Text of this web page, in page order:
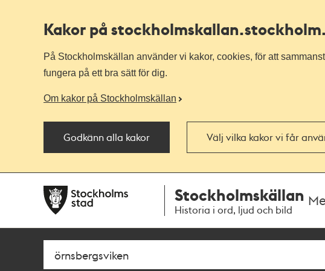
Kakor på stockholmskallan
På Stockholmskällan använder vi kakor, cookies, för att
fungera på ett bra sätt för dig.
Om kakor på Stockholmskällan
Godkänn alla kakor Välj vilka kakor vi får
navigationen
huvudinnehållet
Stockholmskällan
Historia i ord, ljud och bild
Sök